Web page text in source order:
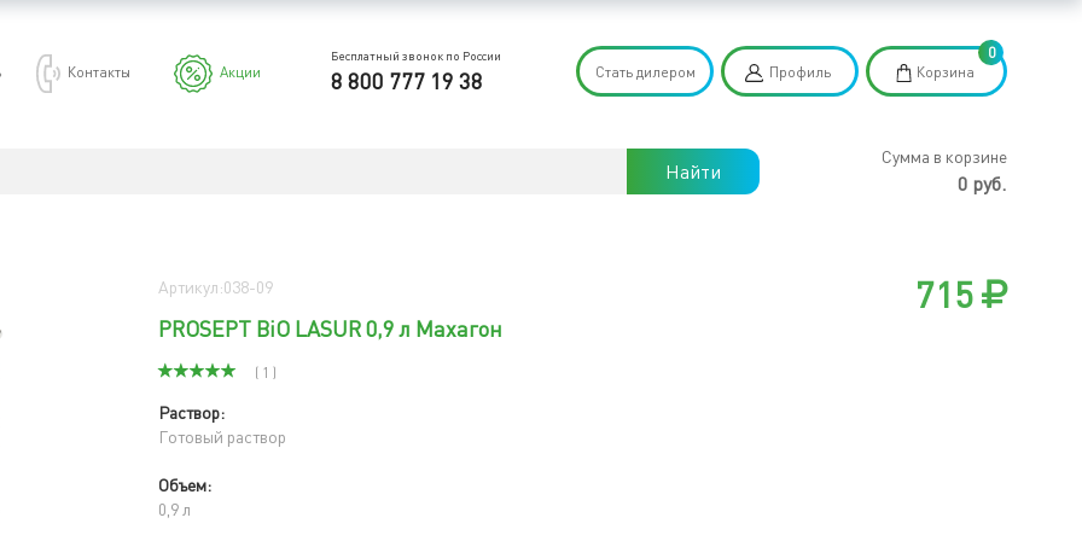
Контакты Акции
Бесплатный звонок по России
8 800 777 19 38 Стать дилером Профиль Корзина
Найти
Сумма в корзине
0
0 руб.
Артикул:038-09
PROSEPT BiO LASUR 0,9 л Махагон
( 1 )
Раствор:
Готовый раствор
Объем:
0,9 л
715